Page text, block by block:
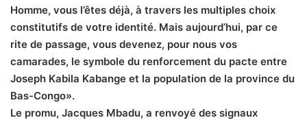
Homme, vous l’êtes déjà, à travers les multiples choix
constitutifs de votre identité. Mais aujourd’hui, par ce
rite de passage, vous devenez, pour nous vos
camarades, le symbole du renforcement du pacte entre
Joseph Kabila Kabange et la population de la province du
Bas-Congo».
Le promu, Jacques Mbadu, a renvoyé des signaux